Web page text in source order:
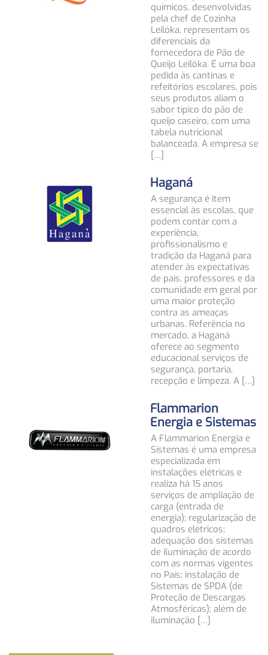
químicos, desenvolvidas
pela chef de Cozinha
Leilóka, representam os
diferenciais da
fornecedora de Pão de
Queijo Leilóka. É uma boa
pedida às cantinas e
refeitórios escolares, pois
seus produtos aliam o
sabor típico do pão de
queijo caseiro, com uma
tabela nutricional
balanceada. A empresa se
[…]
Haganá
A segurança é item
essencial às escolas, que
podem contar com a
experiência,
profissionalismo e
tradição da Haganá para
atender às expectativas
de pais, professores e da
comunidade em geral por
uma maior proteção
contra as ameaças
urbanas. Referência no
mercado, a Haganá
oferece ao segmento
educacional serviços de
segurança, portaria,
recepção e limpeza. A […]
Flammarion
Energia e Sistemas
A Flammarion Energia e
Sistemas é uma empresa
especializada em
instalações elétricas e
realiza há 15 anos
serviços de ampliação de
carga (entrada de
energia); regularização de
quadros elétricos;
adequação dos sistemas
de iluminação de acordo
com as normas vigentes
no País; instalação de
Sistemas de SPDA (de
Proteção de Descargas
Atmosféricas); além de
iluminação […]